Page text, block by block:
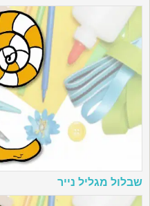
שבלול מגליל נייר